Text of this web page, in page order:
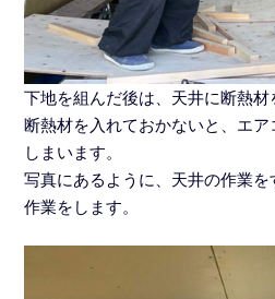
下地を組んだ後は、天井に断熱材
断熱材を入れておかないと、エ
しまいます。
写真にあるように、天井の作業
作業をします。